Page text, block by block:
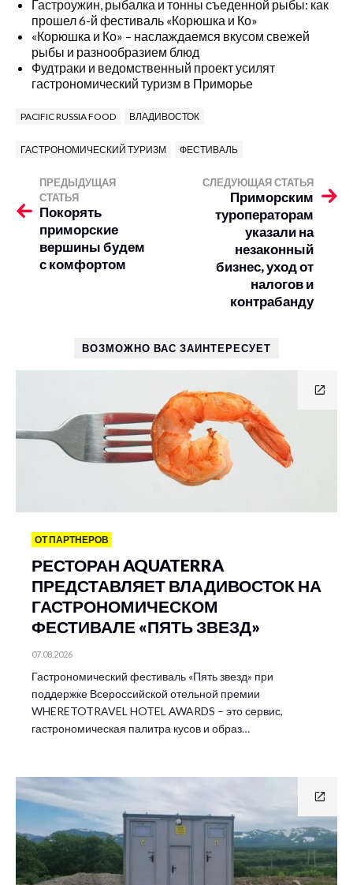
Гастроужин, рыбалка и тонны съеденной рыбы: как
прошел 6-й фестиваль «Корюшка и Ко»
«Корюшка и Ко» – наслаждаемся вкусом свежей
рыбы и разнообразием блюд
Фудтраки и ведомственный проект усилят
гастрономический туризм в Приморье
PACIFIC RUSSIA FOOD ВЛАДИВОСТОК
ГАСТРОНОМИЧЕСКИЙ ТУРИЗМ ФЕСТИВАЛЬ
ПРЕДЫДУЩАЯ
СТАТЬЯ
Покорять
приморские
вершины будем
с комфортом
СЛЕДУЮЩАЯ СТАТЬЯ
Приморским
туроператорам
указали на
незаконный
бизнес, уход от
налогов и
контрабанду
ВОЗМОЖНО ВАС ЗАИНТЕРЕСУЕТ
ОТ ПАРТНЕРОВ
РЕСТОРАН AQUATERRA
ПРЕДСТАВЛЯЕТ ВЛАДИВОСТОК НА
ГАСТРОНОМИЧЕСКОМ
ФЕСТИВАЛЕ «ПЯТЬ ЗВЕЗД»
07.08.2026
Гастрономический фестиваль «Пять звезд» при
поддержке Всероссийской отельной премии
WHERETOTRAVEL HOTEL AWARDS – это сервис,
гастрономическая палитра кусов и образ…